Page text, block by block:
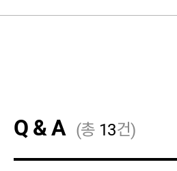
ka@200719****
Q & A (총 13건)